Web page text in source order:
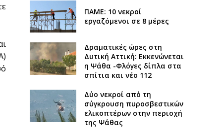
ΠΑΜΕ: 10 νεκροί
εργαζόμενοι σε 8 μέρες
Δραματικές ώρες στη
Δυτική Αττική: Εκκενώνεται
η Ψάθα -Φλόγες δίπλα στα
σπίτια και νέο 112
Δύο νεκροί από τη
σύγκρουση πυροσβεστικών
ελικοπτέρων στην περιοχή
της Ψάθας